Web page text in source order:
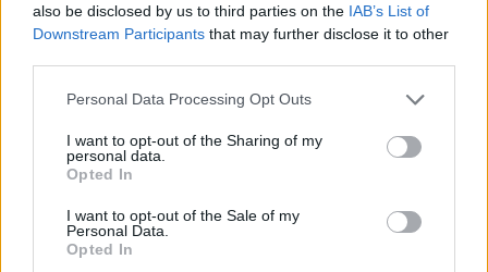
also be disclosed by us to third parties on the IAB’s List of
Downstream Participants that may further disclose it to other
Personal Data Processing Opt Outs
I want to opt-out of the Sharing of my
personal data.
Opted In
I want to opt-out of the Sale of my
Personal Data.
Opted In
Rusia goditet nga një
sulm i gjerë me dronë
flakët rafineria dhe
plagosen 5 persona
Je mysafir, kthehu në
Shqipëri”/ Gazetari grek
përballet me sulm racist
Agimit të Artë